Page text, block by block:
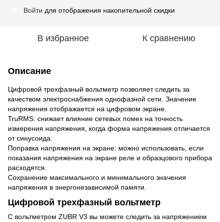
Войти для отображения накопительной скидки
В избранное К сравнению
Описание
Цифровой трехфазный вольтметр позволяет следить за
качеством электроснабжения однофазной сети. Значение
напряжения отображается на цифровом экране.
TruRMS: снижает влияние сетевых помех на точность
измерения напряжения, когда форма напряжения отличается
от синусоида.
Поправка напряжения на экране: можно использовать, если
показания напряжения на экране реле и образцового прибора
расходятся.
Сохранение максимального и минимального значения
напряжения в энергонезависимой памяти.
Цифровой трехфазный вольтметр
С вольтметром ZUBR V3 вы можете следить за напряжением